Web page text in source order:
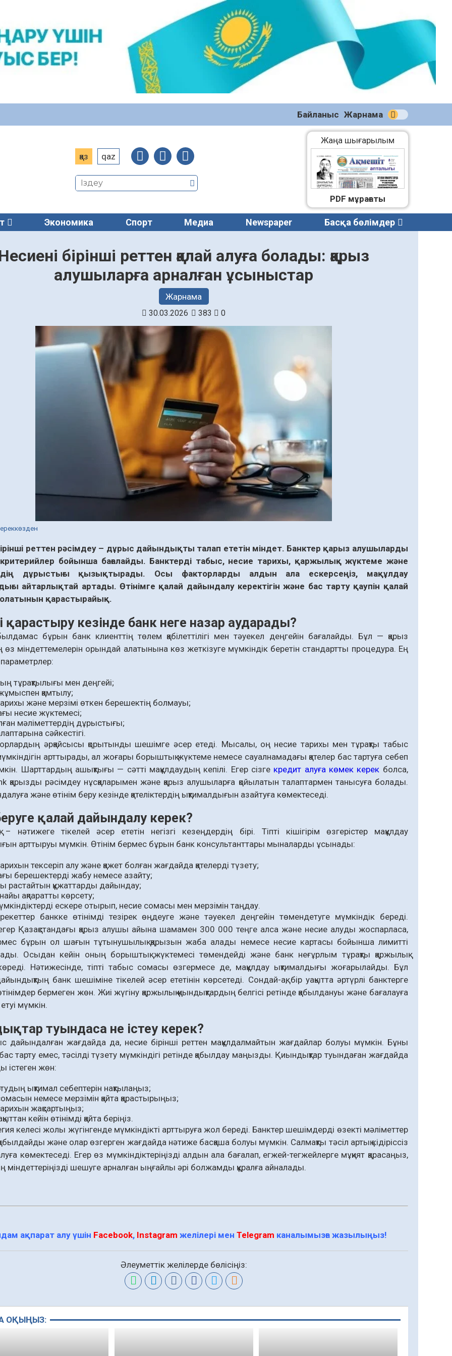
Байланыс Жарнама
қаз qaz
Жаңа шығарылым
(2271)
08.08.2026
PDF мұрағаты
Экономика Спорт Медиа Newspaper Басқа бөлімдер
бірінші реттен қалай алуға болады: қарыз
алушыларға арналған ұсыныстар
Жарнама
30.03.2026 383 0
реттен рәсімдеу – дұрыс дайындықты талап ететін міндет. Банктер қарыз алушыларды
критерийлер бойынша бағалайды. Банктерді табыс, несие тарихы, қаржылық жүктеме және
дұрыстығы қызықтырады. Осы факторларды алдын ала ескерсеңіз, мақұлдау
айтарлықтай артады. Өтінімге қалай дайындалу керектігін және бас тарту қаупін қалай
қарастырайық.
қарастыру кезінде банк неге назар аударады?
бұрын банк клиенттің төлем қабілеттілігі мен тәуекел деңгейін бағалайды. Бұл — қарыз
міндеттемелерін орындай алатынына көз жеткізуге мүмкіндік беретін стандартты процедура. Ең
тұрақтылығы мен деңгейі;
қамтылу;
және мерзімі өткен берешектің болмауы;
несие жүктемесі;
мәліметтердің дұрыстығы;
сәйкестігі.
әрқайсысы қорытынды шешімге әсер етеді. Мысалы, оң несие тарихы мен тұрақты табыс
арттырады, ал жоғары борыштық жүктеме немесе сауалнамадағы қателер бас тартуға себеп
Шарттардың ашықтығы — сәтті мақұлдаудың кепілі. Егер сізге кредит алуға көмек керек болса,
қарызды рәсімдеу нұсқаларымен және қарыз алушыларға қойылатын талаптармен танысуға болады.
және өтінім беру кезінде қателіктердің ықтималдығын азайтуға көмектеседі.
беруге қалай дайындалу керек?
нәтижеге тікелей әсер ететін негізгі кезеңдердің бірі. Тіпті кішігірім өзгерістер мақұлдау
арттыруы мүмкін. Өтінім бермес бұрын банк консультанттары мыналарды ұсынады:
тексеріп алу және қажет болған жағдайда қателерді түзету;
берешектерді жабу немесе азайту;
растайтын құжаттарды дайындау;
ақпаратты көрсету;
ескере отырып, несие сомасы мен мерзімін таңдау.
банкке өтінімді тезірек өңдеуге және тәуекел деңгейін төмендетуге мүмкіндік береді.
Қазақстандағы қарыз алушы айына шамамен 300 000 теңге алса және несие алуды жоспарласа,
бұрын ол шағын тұтынушылық қарызын жаба алады немесе несие картасы бойынша лимитті
Осыдан кейін оның борыштық жүктемесі төмендейді және банк неғұрлым тұрақты қаржылық
көреді. Нәтижесінде, тіпті табыс сомасы өзгермесе де, мақұлдау ықтималдығы жоғарылайды. Бұл
банк шешіміне тікелей әсер ететінін көрсетеді. Сондай-ақ, бір уақытта әртүрлі банктерге
бермеген жөн. Жиі жүгіну қаржылық қиындықтардың белгісі ретінде қабылдануы және бағалауға
мүмкін.
туындаса не істеу керек?
дайындалған жағдайда да, несие бірінші реттен мақұлдалмайтын жағдайлар болуы мүмкін. Бұны
бас тарту емес, тәсілді түзету мүмкіндігі ретінде қабылдау маңызды. Қиындықтар туындаған жағдайда
істеген жөн:
ықтимал себептерін нақтылаңыз;
немесе мерзімін қайта қарастырыңыз;
жақсартыңыз;
кейін өтінімді қайта беріңіз.
келесі жолы жүгінгенде мүмкіндікті арттыруға жол береді. Банктер шешімдерді өзекті мәліметтер
және олар өзгерген жағдайда нәтиже басқаша болуы мүмкін. Салмақты тәсіл артық кідіріссіз
көмектеседі. Егер өз мүмкіндіктеріңізді алдын ала бағалап, егжей-тегжейлерге мұқият қарасаңыз,
міндеттеріңізді шешуге арналған ыңғайлы әрі болжамды құралға айналады.
ақпарат алу үшін Facebook, Instagram желілері менTelegram каналымызға жазылыңыз!
Әлеуметтік желілерде бөлісіңіз:
ОҚЫҢЫЗ: